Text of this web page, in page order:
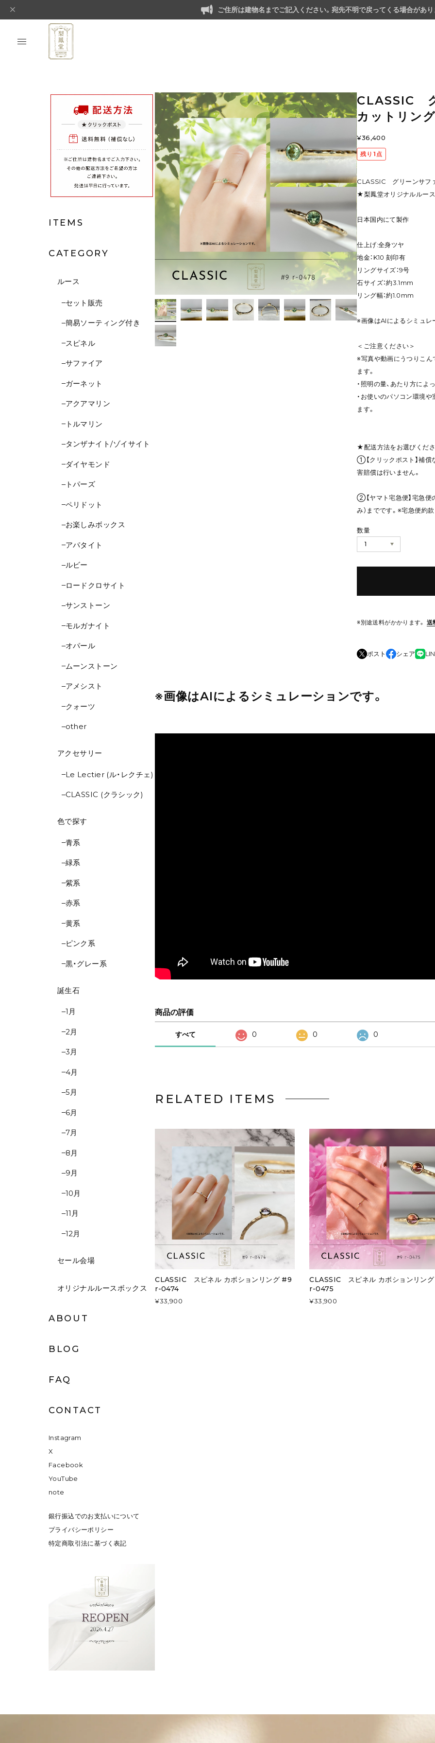
ご住所は建物名までご記入ください。宛先不明で戻ってくる場合があり
ITEMS
CATEGORY
ルース
セット販売
簡易ソーティング付き
スピネル
サファイア
ガーネット
アクアマリン
トルマリン
タンザナイト/ゾイサイト
ダイヤモンド
トパーズ
ペリドット
お楽しみボックス
アパタイト
ルビー
ロードクロサイト
サンストーン
モルガナイト
オパール
ムーンストーン
アメシスト
クォーツ
other
アクセサリー
Le Lectier (ル・レクチェ)
CLASSIC (クラシック)
色で探す
青系
緑系
紫系
赤系
黄系
ピンク系
黒・グレー系
誕生石
1月
2月
3月
4月
5月
6月
7月
8月
9月
10月
11月
12月
セール会場
オリジナルルースボックス
ABOUT
BLOG
FAQ
CONTACT
Instagram
X
Facebook
YouTube
note
銀行振込でのお支払いについて
プライバシーポリシー
特定商取引法に基づく表記
CLASSIC
カットリン
¥36,400
残り1点
CLASSIC グリーンサフ
★梨鳳堂オリジナルルース
日本国内にて製作
仕上げ:全身ツヤ
地金：K10 刻印有
リングサイズ：9号
石サイズ：約3.1mm
リング幅：約1.0mm
※画像はAIによるシミュレ
＜ご注意ください＞
※写真や動画にうつりこん
ます。
・照明の量、あたり方によ
・お使いのパソコン環境
ます。
★配送方法をお選びくださ
①【クリックポスト】補
害賠償は行いません。
②【ヤマト宅急便】宅急便
み）までです。※宅急便
数量
※別途送料がかかります。 送
ポスト シェア
※画像はAIによるシミュレーションです。
商品の評価
すべて 0 0 0
RELATED ITEMS
CLASSIC スピネル カボションリング #9
r-0474
¥33,900
CLASSIC スピネル カボションリン
r-0475
¥33,900